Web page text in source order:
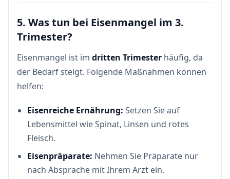
5. Was tun bei Eisenmangel im 3.
Trimester?
Eisenmangel ist im dritten Trimester häufig, da
der Bedarf steigt. Folgende Maßnahmen können
helfen:
Eisenreiche Ernährung: Setzen Sie auf
Lebensmittel wie Spinat, Linsen und rotes
Fleisch.
Eisenpräparate: Nehmen Sie Präparate nur
nach Absprache mit Ihrem Arzt ein.